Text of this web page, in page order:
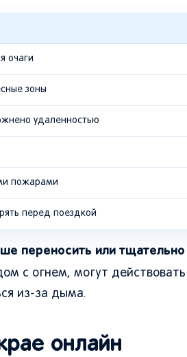
очаги
зоны
удаленностью
пожарами
перед поездкой
переносить или тщательно
с огнем, могут действовать
из-за дыма.
онлайн